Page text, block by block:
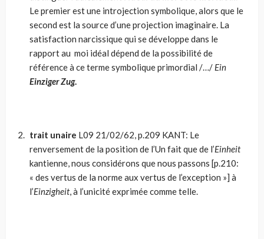
Le premier est une introjection symbolique, alors que le
second est la source d’une projection imaginaire. La
satisfaction narcissique qui se développe dans le
rapport au moi idéal dépend de la possibilité de
référence à ce terme symbolique primordial /…/ Ein
Einziger Zug.
trait unaire L09 21/02/62, p.209 KANT: Le
renversement de la position de l’Un fait que de l’Einheit
kantienne, nous considérons que nous passons [p.210:
« des vertus de la norme aux vertus de l’exception »] à
l’Einzigheit, à l’unicité exprimée comme telle.